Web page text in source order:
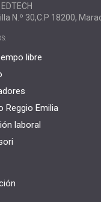
N.º 30,C.P 18200,
libre
Reggio Emilia
laboral